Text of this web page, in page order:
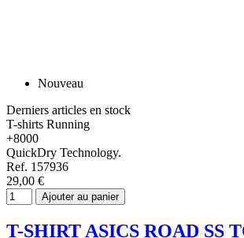
Nouveau
Derniers articles en stock
T-shirts Running
+8000
QuickDry Technology.
Ref. 157936
29,00 €
Ajouter au panier
T-SHIRT ASICS ROAD SS